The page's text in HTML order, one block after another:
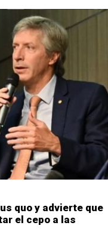
quo y advierte que
el cepo a las